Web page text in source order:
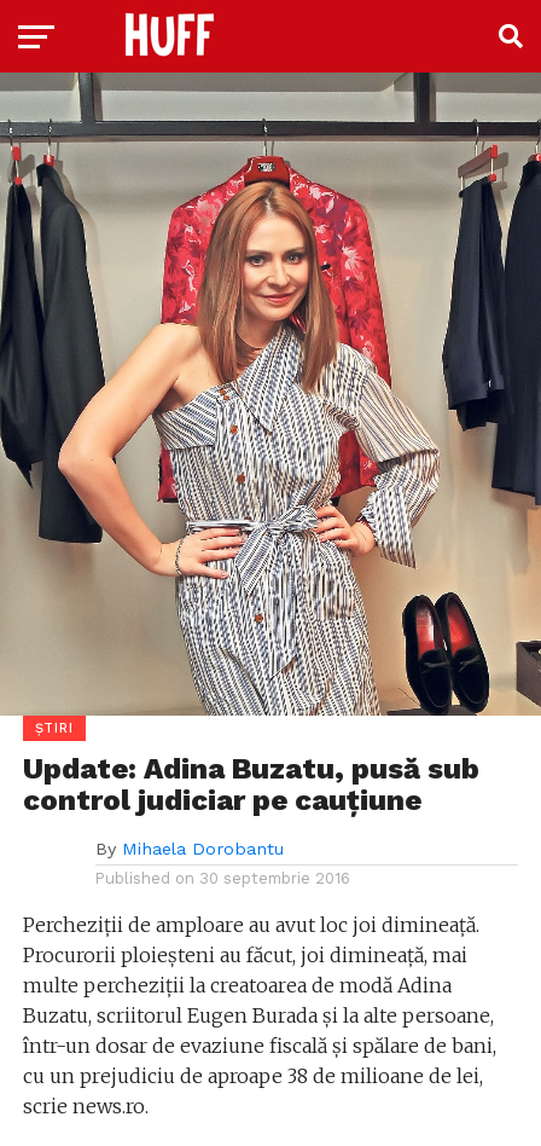
ȘTIRI
Update: Adina Buzatu, pusă sub
control judiciar pe cauțiune
By Mihaela Dorobantu
Published on 30 septembrie 2016
Percheziții de amploare au avut loc joi dimineață.
Procurorii ploieşteni au făcut, joi dimineaţă, mai
multe percheziţii la creatoarea de modă Adina
Buzatu, scriitorul Eugen Burada şi la alte persoane,
într-un dosar de evaziune fiscală şi spălare de bani,
cu un prejudiciu de aproape 38 de milioane de lei,
scrie news.ro.